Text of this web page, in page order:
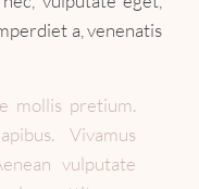
a, venenatis
mollis pretium.
Vivamus
vulputate